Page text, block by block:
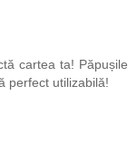
cartea ta! Păpușile
perfect utilizabilă!